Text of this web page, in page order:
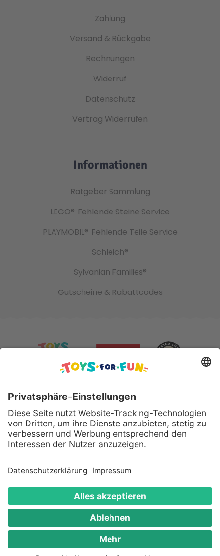
Zahlung
Versand & Rückgabe
Rechnungen
Widerruf
Datenschutz
Vertrag Widerrufen
Informationen
Ratgeber Sammlung
LEGO® Fehlende Steine Service
PLAYMOBIL® Fehlende Teile Service
Schleich®
Sylvanian Families®
Gutscheine & Rabattcodes
Sicher bezahlen mit:
Alle genannten Produkte und Logos sind eingetragene
Warenzeichen der jeweiligen Hersteller.
Copyright © 2008 - 2026 Toys for Fun GmbH - Alle
Rechte vorbehalten